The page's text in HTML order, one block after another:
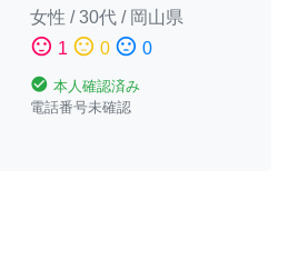
女性 /30代 / 岡山県
sentiment_satisfied 1 sentiment_neutral 0 sentiment_dissatisfied 0
check_circle 本人確認済み
電話番号未確認